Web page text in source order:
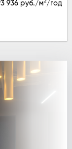
936 руб./м2/год